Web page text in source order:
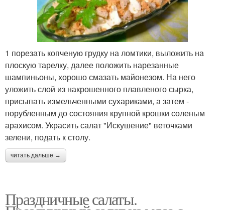
1 порезать копченую грудку на ломтики, выложить на
плоскую тарелку, далее положить нарезанные
шампиньоны, хорошо смазать майонезом. На него
уложить слой из накрошенного плавленого сырка,
присыпать измельченными сухариками, а затем -
порубленным до состояния крупной крошки соленым
арахисом. Украсить салат "Искушение" веточками
зелени, подать к столу.
читать дальше →
Праздничные салаты.